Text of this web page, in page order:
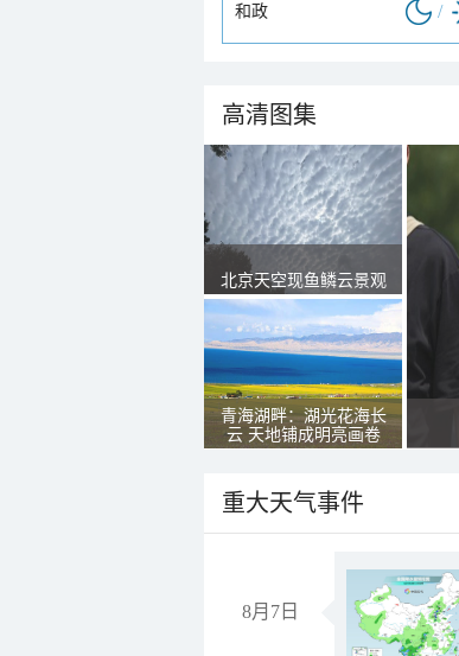
和政 /
高清图集
北京天空现鱼鳞云景观
青海湖畔：湖光花海长
云 天地铺成明亮画卷
重大天气事件
8月7日